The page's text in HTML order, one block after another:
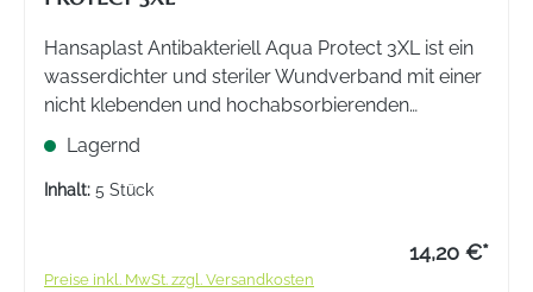
Hansaplast Antibakteriell Aqua Protect 3XL ist ein
wasserdichter und steriler Wundverband mit einer
nicht klebenden und hochabsorbierenden
Wundauflage. Zum Schutz mittelgroßer und
größerer Wunden. Auch nach kleinen operativen
Eingriffen.
Lagernd
Inhalt: 5 Stück
14,20 €*
Preise inkl. MwSt. zzgl. Versandkosten